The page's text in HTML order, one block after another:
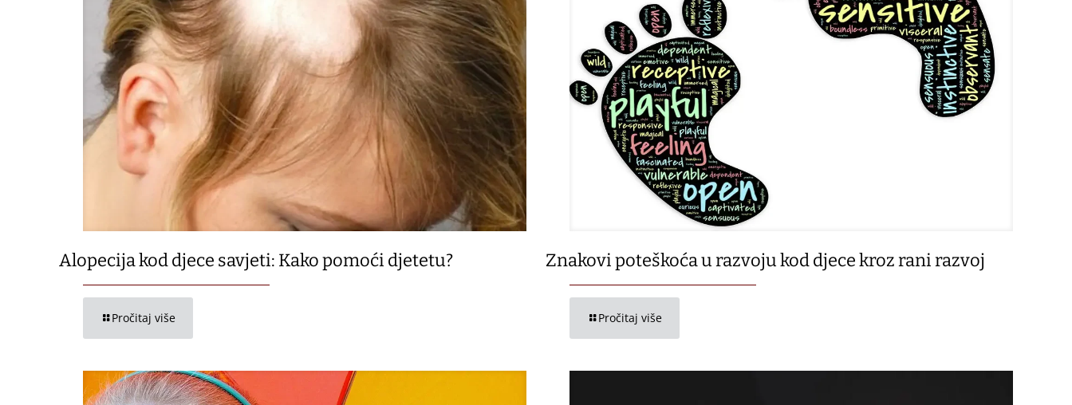
Alopecija kod djece savjeti: Kako pomoći djetetu?
Pročitaj više
Znakovi poteškoća u razvoju kod djece kroz rani razvoj
Pročitaj više